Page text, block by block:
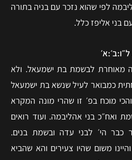
לפי שהוא נזכר עם בניה בתורה
בני אליפז כלל.
מאוחרת לבשמת בת ישמעאל. ולא
כמבואר לעיל שנשא בת ישמעאל
מוכח בפ׳ זו שהרי מונה המקרא
ואח״כ בני אהליבמה. ועוד רואים
כבר הי׳ לבני עדה ובשמת בנים.
משום שהיו צעירים והא שהביא